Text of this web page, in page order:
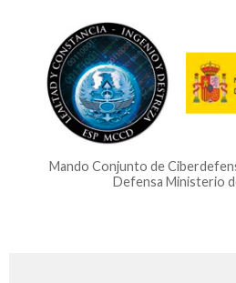
Mando Conjunto de
Defensa Ministerio